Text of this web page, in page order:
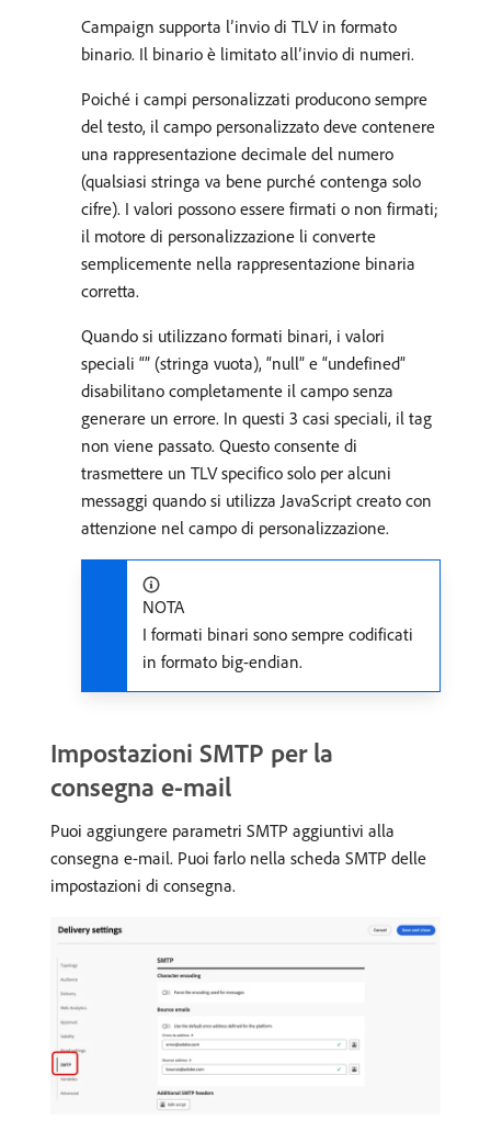
Campaign supporta l’invio di TLV in formato
binario. Il binario è limitato all’invio di numeri.
Poiché i campi personalizzati producono sempre
del testo, il campo personalizzato deve contenere
una rappresentazione decimale del numero
(qualsiasi stringa va bene purché contenga solo
cifre). I valori possono essere firmati o non firmati;
il motore di personalizzazione li converte
semplicemente nella rappresentazione binaria
corretta.
Quando si utilizzano formati binari, i valori
speciali “” (stringa vuota), “null” e “undefined”
disabilitano completamente il campo senza
generare un errore. In questi 3 casi speciali, il tag
non viene passato. Questo consente di
trasmettere un TLV specifico solo per alcuni
messaggi quando si utilizza JavaScript creato con
attenzione nel campo di personalizzazione.
NOTA
I formati binari sono sempre codificati
in formato big-endian.
Impostazioni SMTP per la
consegna e-mail
Puoi aggiungere parametri SMTP aggiuntivi alla
consegna e-mail. Puoi farlo nella scheda SMTP delle
impostazioni di consegna.